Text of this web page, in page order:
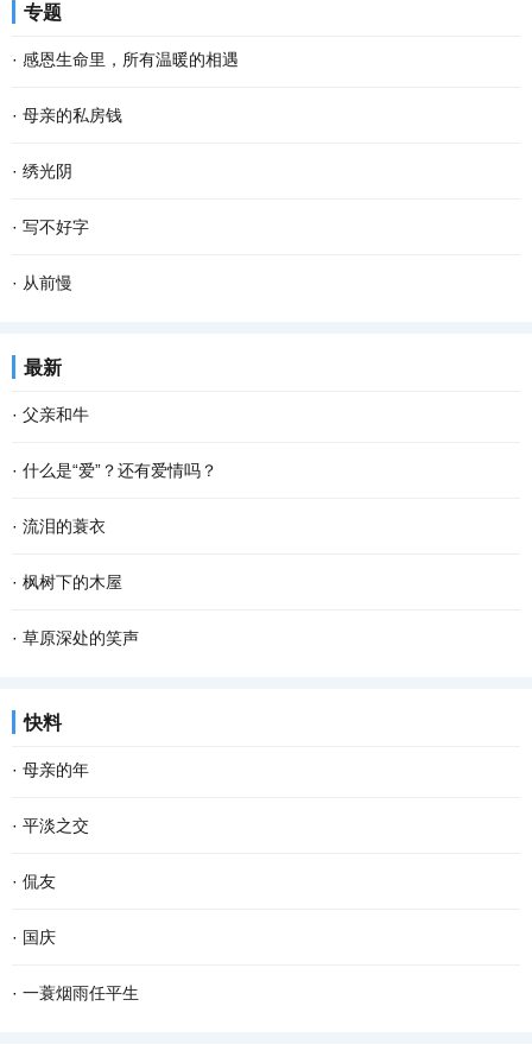
专题
· 感恩生命里，所有温暖的相遇
有人说，“世间的一切都是遇见，就像冷遇见了暖，有了雨；春遇见了
冬，有了岁月；天遇见了地，有了永恒；人遇见人，就有了故事。”
人生 在世，没有平白无故的遇见，我们要感...
· 母亲的私房钱
我大学毕业后在城里工作，父母在农村 生活 。他们精心莳弄几亩薄
田，辛勤劳作，过得倒也满足、 快乐 。我个把月回家一趟看望二老。
每次回家，除了给母亲买些营养品，给父亲买些...
· 绣光阴
“书非借不能读也。”秉持这样的态度，混迹于图书馆多年。借来还
去，无形的力在后面催着赶着，慌慌的，书读起来也就不免潦潦草
· 写不好字
上世纪八十年代末高中毕业的我，认的字，会写的字不算特别少，但
· 从前慢
最新
· 父亲和牛
年届八旬的父亲体弱多病，二十多年前就已经从耕田犁土的“老把
式”岗位退居“二线”。他这辈子都在地里打转，与列为“农家三宝”之首
的耕牛结下不解之缘。 牛、犁、耙是耕耘田...
· 什么是“爱”？还有爱情吗？
爱：是指人类主动给予的或自觉期待的满足感和 幸福 感。爱是人的精
神所投射的正能量。是指人主动或自觉地以自己或某种方式，珍重、
呵护或满足他人无法独立实现的某种人性需求...
· 流泪的蓑衣
父亲走了，陪伴他一生的蓑衣一直挂在老屋的墙上。 去年九月，父亲
因病医治无效撒手人寰，永远离开了这个世界。蓑衣挂在墙上，落满
· 枫树下的木屋
昨夜又下雪了，枫树下的木楼屋顶早已裹满了一层厚厚的雪。 山村的
· 草原深处的笑声
快料
· 母亲的年
老舍曾说，人，即使活到八九十岁，有母亲便可以多少还有点孩子
气，有母亲的人，心里是安定的。 一转眼，母亲离开我们已经整整七
年了，再过一个多月就是2022年的春节了，我更加...
· 平淡之交
与朋友交往起来，很多滋味在心头。 有的长相厮守，吃喝玩乐，但一
遇到事情需要分担，心里大多不会想起这人，因为明白，只是打发 无
聊 寂寞 时光的玩伴而已。有的不常见面，但逢...
· 侃友
月色很旺，透窗而入，满屋灵动。独自端坐， 寂寞 来袭。同院儿好友
老俞急匆匆闯进门来。我赶忙让座、沏茶。 茶慢慢浓了，我毕恭毕敬
· 国庆
民族复兴辉煌绩， 国家强盛人民福。 奋斗苦干华夏业， 团结努力勿
· 一蓑烟雨任平生